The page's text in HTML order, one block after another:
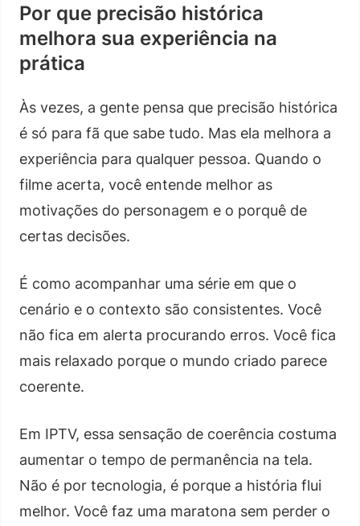
Por que precisão histórica
melhora sua experiência na
prática
Às vezes, a gente pensa que precisão histórica
é só para fã que sabe tudo. Mas ela melhora a
experiência para qualquer pessoa. Quando o
filme acerta, você entende melhor as
motivações do personagem e o porquê de
certas decisões.
É como acompanhar uma série em que o
cenário e o contexto são consistentes. Você
não fica em alerta procurando erros. Você fica
mais relaxado porque o mundo criado parece
coerente.
Em IPTV, essa sensação de coerência costuma
aumentar o tempo de permanência na tela.
Não é por tecnologia, é porque a história flui
melhor. Você faz uma maratona sem perder o